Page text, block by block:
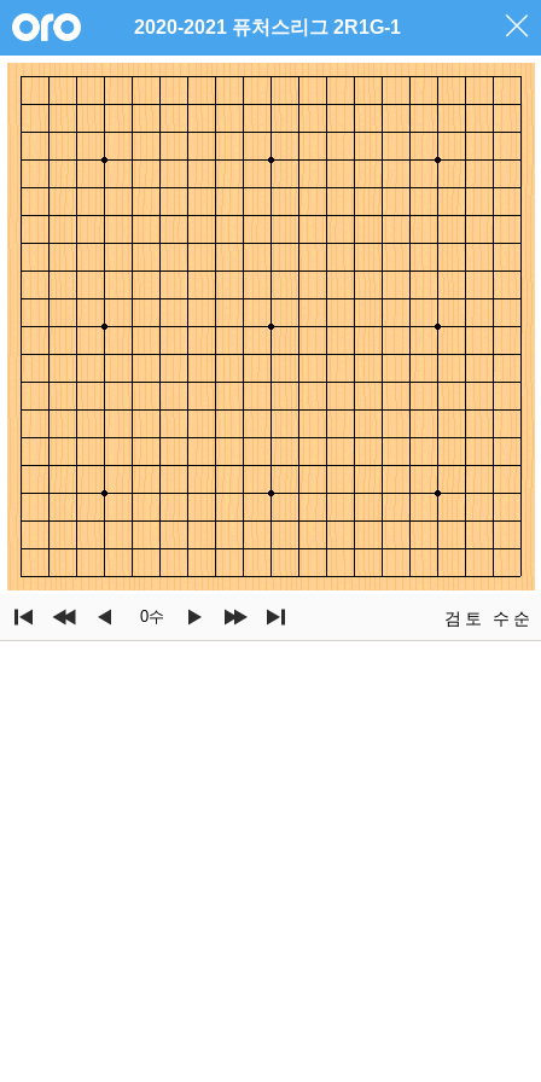
2020-2021 퓨처스리그 2R1G-1
0수 검토 수순